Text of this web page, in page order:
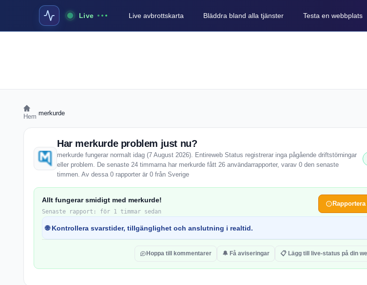
Live Live avbrottskarta Bläddra bland alla tjänster Testa en webbplats
Hem merkurde
Har merkurde problem just nu?
merkurde fungerar normalt idag (7 August 2026). Entireweb Status registrerar inga pågående driftstörningar
eller problem. De senaste 24 timmarna har merkurde fått 26 användarrapporter, varav 0 den senaste
timmen. Av dessa 0 rapporter är 0 från Sverige
Allt fungerar smidigt med merkurde!
Senaste rapport: för 1 timmar sedan
🌐 Kontrollera svarstider, tillgänglighet och anslutning i realtid.
Hoppa till kommentarer 🔔 Få aviseringar 📋 Lägg till live-status på din